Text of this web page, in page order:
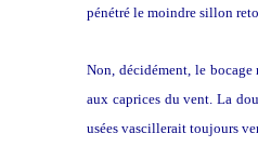
pénétré le moindre sillon
Non, décidément, le bocage
aux caprices du vent. La
usées vascillerait toujours